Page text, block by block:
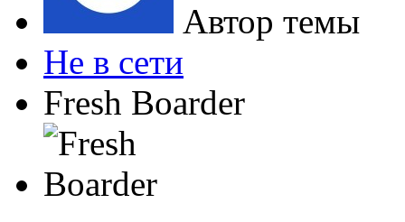
Автор темы
Не в сети
Fresh Boarder